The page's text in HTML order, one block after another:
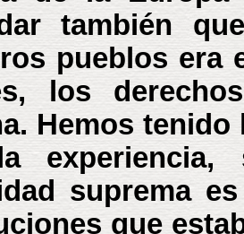
también
pueblos era
los
Hemos
experiencia,
suprema
que